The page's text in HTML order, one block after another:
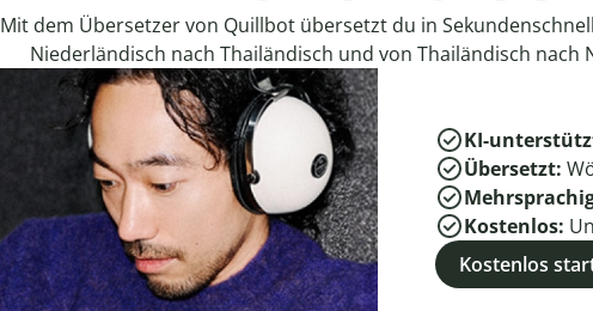
Mit dem Übersetzer von Quillbot übersetzt du in
Niederländisch nach Thailändisch und von Thailändisch nach
KI-
Übersetzt:
Kostenlos:
Kostenlos